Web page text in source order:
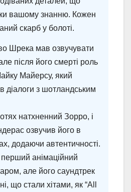
вашому знанню. Кожен
скарб у болоті.
Шрека мав озвучувати
після його смерті роль
Майерсу, який
діалоги з шотландським
натхненний Зорро, і
озвучив його в
додаючи автентичності.
анімаційний
але його саундтрек
що стали хітами, як “All